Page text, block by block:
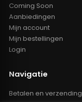
Coming Soon
Aanbiedingen
Mijn account
Mijn bestellingen
Login
Navigatie
Betalen en verzending